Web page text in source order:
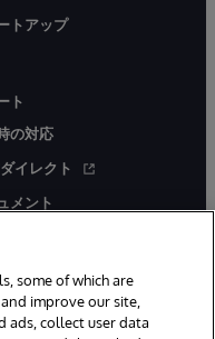
トアップ
ト
の対応
イレクト
メント
some of which are
improve our site,
ads, collect user data